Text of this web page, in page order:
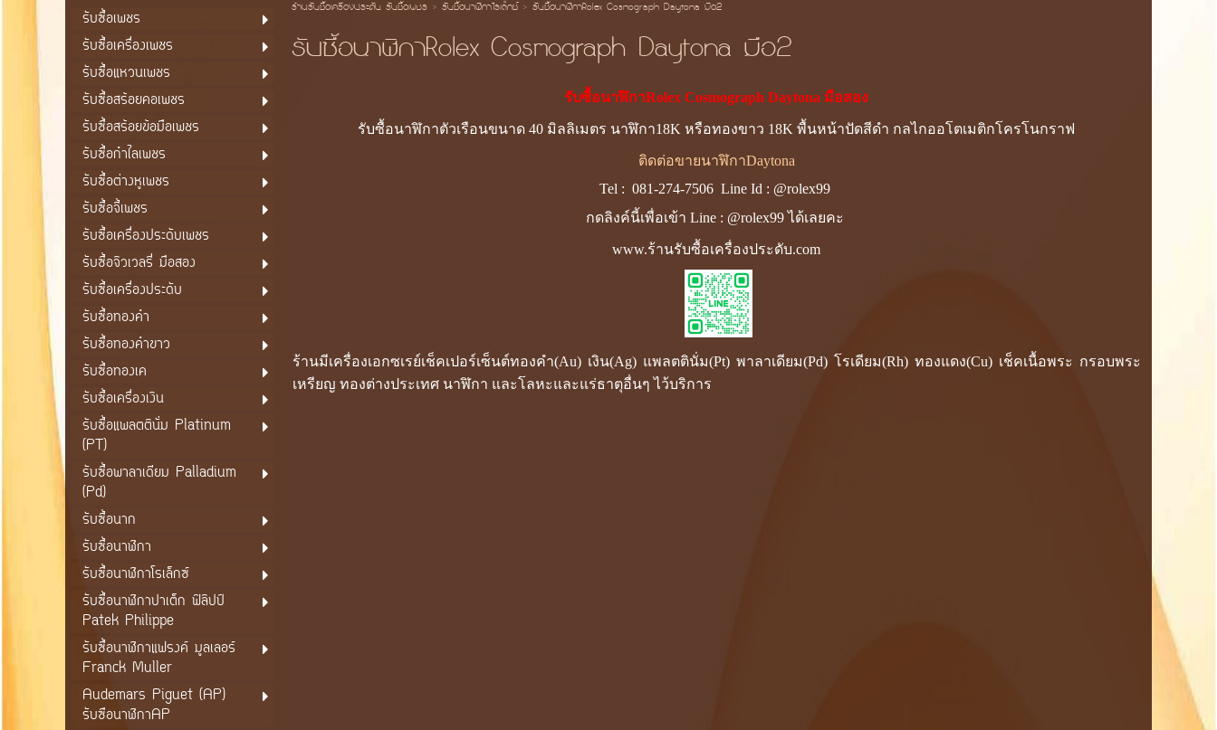
รับซื้อเพชร
รับซื้อเครื่องเพชร
รับซื้อแหวนเพชร
รับซื้อสร้อยคอเพชร
รับซื้อสร้อยข้อมือเพชร
รับซื้อกำไลเพชร
รับซื้อต่างหูเพชร
รับซื้อจี้เพชร
รับซื้อเครื่องประดับเพชร
รับซื้อจิวเวลรี่ มือสอง
รับซื้อเครื่องประดับ
รับซื้อทองคำ
รับซื้อทองคำขาว
รับซื้อทองเค
รับซื้อเครื่องเงิน
รับซื้อแพลตตินั่ม Platinum
(PT)
รับซื้อพาลาเดียม Palladium
(Pd)
รับซื้อนาก
รับซื้อนาฬิกา
รับซื้อนาฬิกาโรเล็กซ์
รับซื้อนาฬิกาปาเต็ก ฟิลิปป์
Patek Philippe
รับซื้อนาฬิกาแฟรงค์ มูลเลอร์
Franck Muller
Audemars Piguet (AP)
รับซือนาฬิกาAP
ร้านรับซื้อเครื่องประดับ รับซื้อเพชร> รับซื้อนาฬิกาโรเล็กซ์> รับซื้อนาฬิกาRolex Cosmograph Daytona มือ2
รับซื้อนาฬิกาRolex Cosmograph Daytona มือ2
รับซื้อนาฬิกาRolex Cosmograph Daytona มือสอง
รับซื้อนาฬิกาตัวเรือนขนาด 40 มิลลิเมตร นาฬิกา18K หรือทองขาว 18K พื้นหน้าปัดสีดำ กลไกออโตเมติกโครโนกราฟ
ติดต่อขายนาฬิกาDaytona
Tel : 081-274-7506Line Id : @rolex99
กดลิงค์นี้เพื่อเข้า Line : @rolex99 ได้เลยคะ
www.ร้านรับซื้อเครื่องประดับ.com
ร้านมีเครื่องเอกซเรย์เช็คเปอร์เซ็นต์ทองคำ(Au) เงิน(Ag) แพลตตินั่ม(Pt) พาลาเดียม(Pd) โรเดียม(Rh) ทองแดง(Cu) เช็คเนื้อพระ กรอบพระ
เหรียญ ทองต่างประเทศ นาฬิกา และโลหะและแร่ธาตุอื่นๆ ไว้บริการ